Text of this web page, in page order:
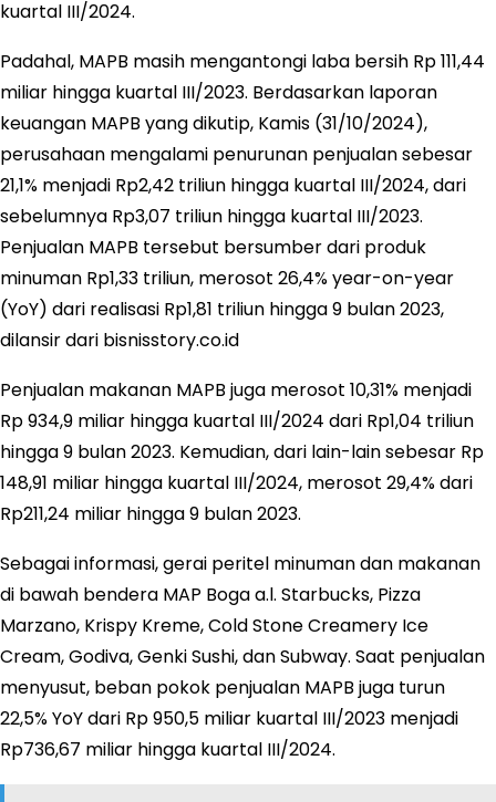
kuartal III/2024.
Padahal, MAPB masih mengantongi laba bersih Rp 111,44
miliar hingga kuartal III/2023. Berdasarkan laporan
keuangan MAPB yang dikutip, Kamis (31/10/2024),
perusahaan mengalami penurunan penjualan sebesar
21,1% menjadi Rp2,42 triliun hingga kuartal III/2024, dari
sebelumnya Rp3,07 triliun hingga kuartal III/2023.
Penjualan MAPB tersebut bersumber dari produk
minuman Rp1,33 triliun, merosot 26,4% year-on-year
(YoY) dari realisasi Rp1,81 triliun hingga 9 bulan 2023,
dilansir dari bisnisstory.co.id
Penjualan makanan MAPB juga merosot 10,31% menjadi
Rp 934,9 miliar hingga kuartal III/2024 dari Rp1,04 triliun
hingga 9 bulan 2023. Kemudian, dari lain-lain sebesar Rp
148,91 miliar hingga kuartal III/2024, merosot 29,4% dari
Rp211,24 miliar hingga 9 bulan 2023.
Sebagai informasi, gerai peritel minuman dan makanan
di bawah bendera MAP Boga a.l. Starbucks, Pizza
Marzano, Krispy Kreme, Cold Stone Creamery Ice
Cream, Godiva, Genki Sushi, dan Subway. Saat penjualan
menyusut, beban pokok penjualan MAPB juga turun
22,5% YoY dari Rp 950,5 miliar kuartal III/2023 menjadi
Rp736,67 miliar hingga kuartal III/2024.